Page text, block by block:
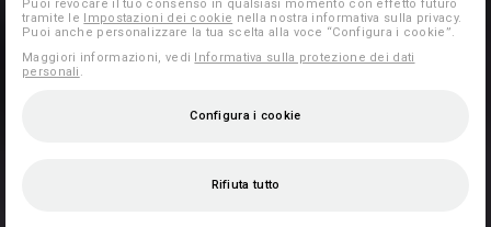
Puoi revocare il tuo consenso in qualsiasi momento con effetto futuro
tramite le Impostazioni dei cookie nella nostra informativa sulla privacy.
Puoi anche personalizzare la tua scelta alla voce “Configura i cookie”.
Maggiori informazioni, vedi Informativa sulla protezione dei dati
personali
Configura i cookie
Rifiuta tutto